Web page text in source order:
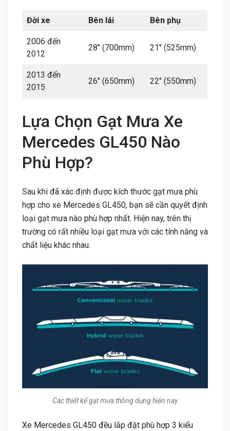
Đời xe Bên lái Bên phụ
2006 đến
2012
28″ (700mm) 21″ (525mm)
2013 đến
2015
26″ (650mm) 22″ (550mm)
Lựa Chọn Gạt Mưa Xe
Mercedes GL450 Nào
Phù Hợp?
Sau khi đã xác định được kích thước gạt mưa phù
hợp cho xe Mercedes GL450, bạn sẽ cần quyết định
loại gạt mưa nào phù hợp nhất. Hiện nay, trên thị
trường có rất nhiều loại gạt mưa với các tính năng và
chất liệu khác nhau.
Các thiết kế gạt mưa thông dụng hiện nay
Xe Mercedes GL450 đều lắp đặt phù hợp 3 kiểu